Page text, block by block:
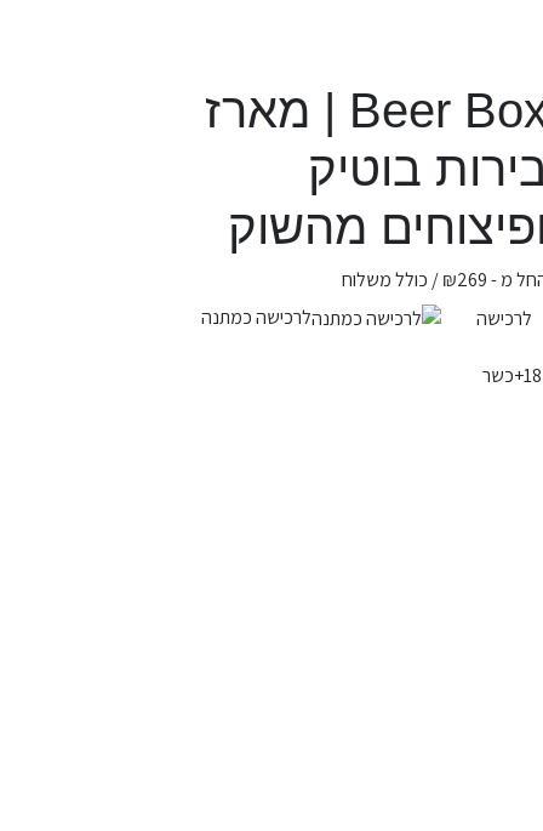
Beer Box | מארז
בוטיק
מהשוק
מ - ₪269
/ כולל משלוח
לרכישה
לרכישה כמתנה
כשר